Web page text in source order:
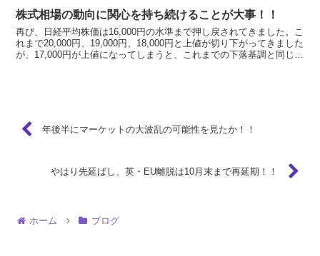
株式相場の動向に関心を持ち続けることが大事！！
再び、日経平均株価は16,000円の水準まで押し戻されてきました。こ
れまで20,000円、19,000円、18,000円と上値が切り下がってきました
が、17,000円が上値になってしまうと、これまでの下落基調と同じ心
年後半にマーケットの大波乱の可能性を見たか！！
やはり先延ばし、英・EU離脱は10月末まで再延期！！
ホーム ブログ